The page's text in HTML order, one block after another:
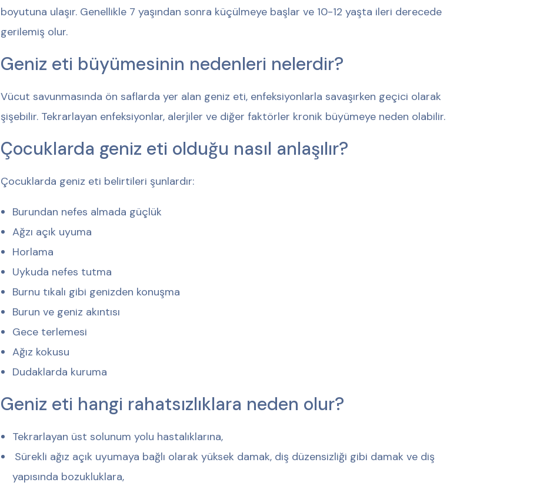
boyutuna ulaşır. Genellikle 7 yaşından sonra küçülmeye başlar ve 10-12 yaşta ileri derecede
gerilemiş olur.
Geniz eti büyümesinin nedenleri nelerdir?
Vücut savunmasında ön saflarda yer alan geniz eti, enfeksiyonlarla savaşırken geçici olarak
şişebilir. Tekrarlayan enfeksiyonlar, alerjiler ve diğer faktörler kronik büyümeye neden olabilir.
Çocuklarda geniz eti olduğu nasıl anlaşılır?
Çocuklarda geniz eti belirtileri şunlardır:
Burundan nefes almada güçlük
Ağzı açık uyuma
Horlama
Uykuda nefes tutma
Burnu tıkalı gibi genizden konuşma
Burun ve geniz akıntısı
Gece terlemesi
Ağız kokusu
Dudaklarda kuruma
Geniz eti hangi rahatsızlıklara neden olur?
Tekrarlayan üst solunum yolu hastalıklarına,
Sürekli ağız açık uyumaya bağlı olarak yüksek damak, diş düzensizliği gibi damak ve diş
yapısında bozukluklara,